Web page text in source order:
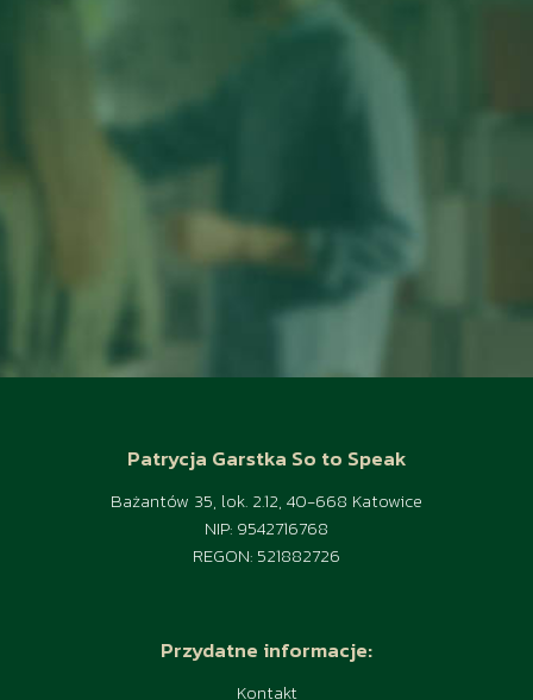
Patrycja Garstka So to Speak
Bażantów 35, lok. 2.12, 40-668 Katowice
NIP: 9542716768
REGON: 521882726
Przydatne informacje:
Kontakt